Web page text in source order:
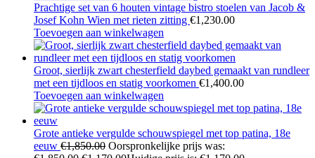
Prachtige set van 6 houten vintage bistro stoelen van Jacob &
Josef Kohn Wien met rieten zitting €1,230.00
Toevoegen aan winkelwagen
Groot, sierlijk zwart chesterfield daybed gemaakt van rundleer
met een tijdloos en statig voorkomen €1,400.00
Toevoegen aan winkelwagen
Grote antieke vergulde schouwspiegel met top patina, 18e
eeuw €1,850.00 Oorspronkelijke prijs was: